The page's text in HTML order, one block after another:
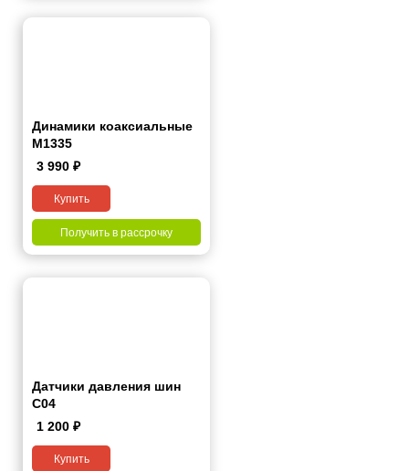
Динамики коаксиальные
M1335
3 990 ₽
Купить
Получить в рассрочку
Датчики давления шин
С04
1 200 ₽
Купить